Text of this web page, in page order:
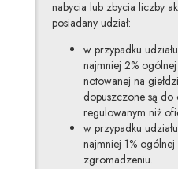
nabycia lub zbycia liczby
posiadany udział:
w przypadku
najmniej 2%
notowanej na
dopuszczone są do
regulowanym niż
w przypadku
najmniej 1%
zgromadzeniu.